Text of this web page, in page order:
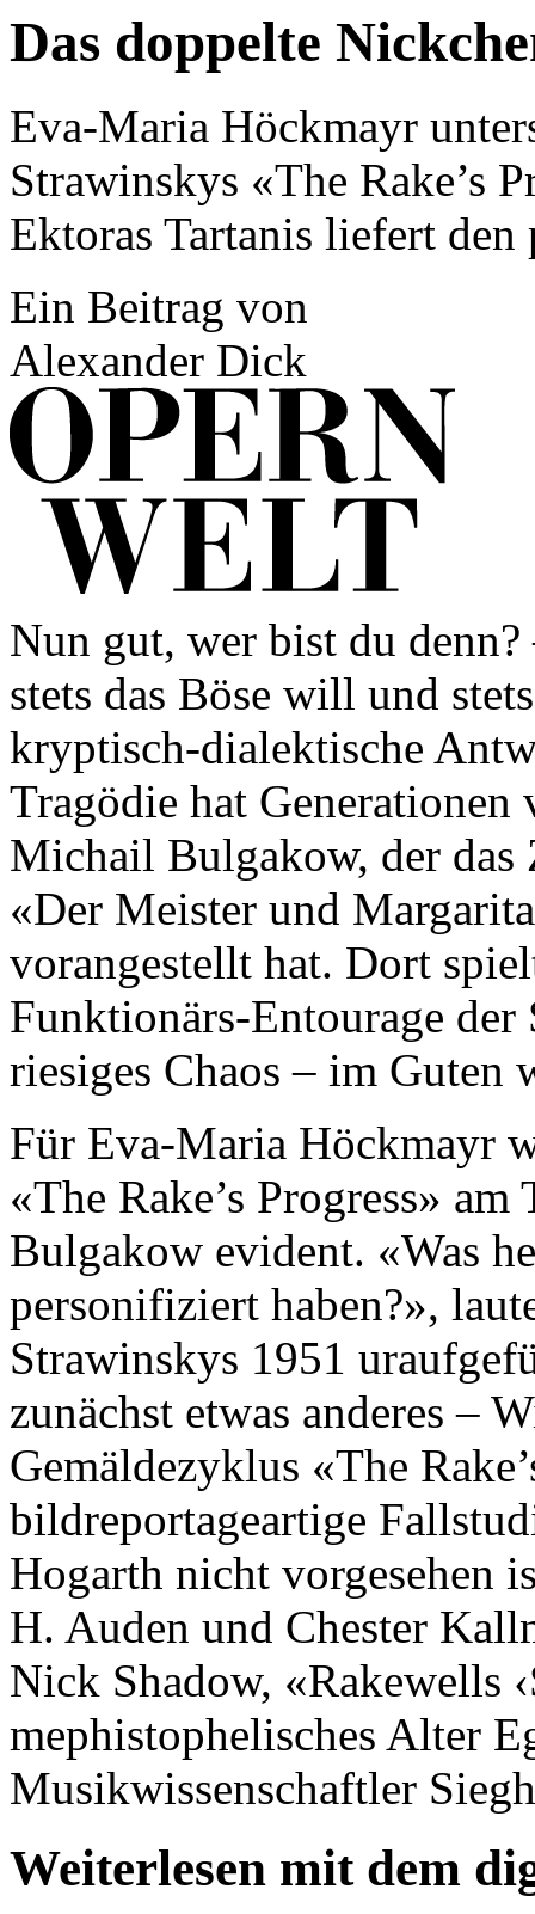
Das doppelte
Eva-Maria Höckmayr
Strawinskys «The Rake’s
Ektoras Tartanis liefert den
Ein Beitrag von
Alexander Dick
Nun gut, wer bist du
stets das Böse will und
kryptisch-dialektische
Tragödie hat
Michail Bulgakow, der das
«Der Meister und
vorangestellt hat. Dort
Funktionärs-Entourage
riesiges Chaos – im Guten
Für Eva-Maria Höckmayr
«The Rake’s Progress»
Bulgakow evident. «Was
personifiziert haben?»,
Strawinskys 1951
zunächst etwas anderes –
Gemäldezyklus «The
bildreportageartige
Hogarth nicht vorgesehen
H. Auden und Chester
Nick Shadow, «Rakewells
mephistophelisches Alter
Musikwissenschaftler
Weiterlesen mit dem